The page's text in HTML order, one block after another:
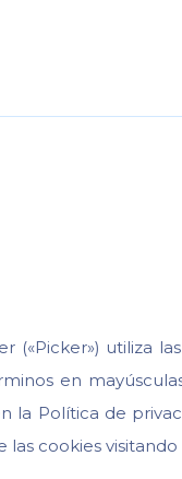
utiliza
en
la Política de
cookies